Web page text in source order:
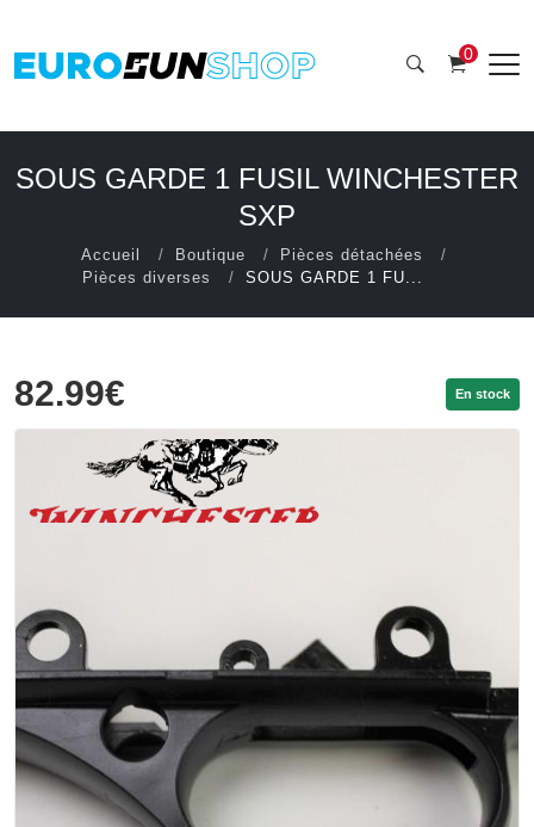
0
SOUS GARDE 1 FUSIL WINCHESTER
SXP
Accueil Boutique
Pièces détachées
Pièces diverses
SOUS GARDE 1 FU...
82.99€ En stock